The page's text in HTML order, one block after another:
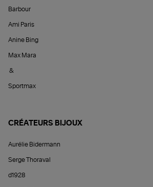
Barbour
Ami Paris
Anine Bing
Max Mara
&
Sportmax
CRÉATEURS BIJOUX
Aurélie Bidermann
Serge Thoraval
d1928